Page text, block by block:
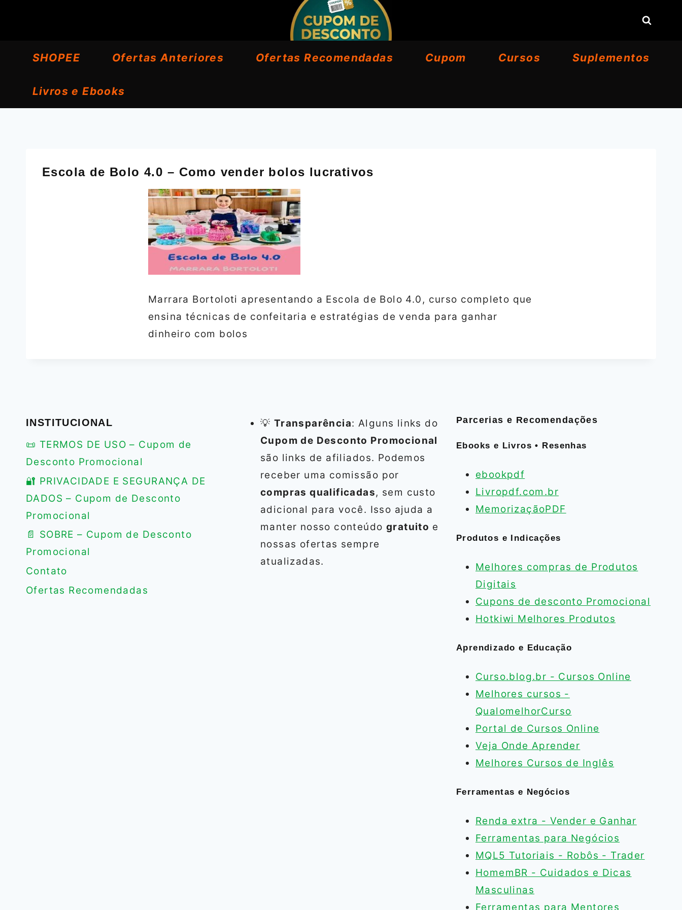
ConteúdoSHOPEE Ofertas Anteriores Ofertas Recomendadas Cupom Cursos Suplementos
Livros e Ebooks
Escola de Bolo 4.0 – Como vender bolos lucrativos
Marrara Bortoloti apresentando a Escola de Bolo 4.0, curso completo que
ensina técnicas de confeitaria e estratégias de venda para ganhar
dinheiro com bolos
INSTITUCIONAL
📜 TERMOS DE USO – Cupom de
Desconto Promocional
🔐 PRIVACIDADE E SEGURANÇA DE
DADOS – Cupom de Desconto
Promocional
📄 SOBRE – Cupom de Desconto
Promocional
Contato
Ofertas Recomendadas
💡 Transparência: Alguns links do
Cupom de Desconto Promocional
são links de afiliados. Podemos
receber uma comissão por
compras qualificadas, sem custo
adicional para você. Isso ajuda a
manter nosso conteúdo gratuito e
nossas ofertas sempre
atualizadas.
Parcerias e Recomendações
Ebooks e Livros • Resenhas
ebookpdf
Livropdf.com.br
MemorizaçãoPDF
Produtos e Indicações
Melhores compras de Produtos
Digitais
Cupons de desconto Promocional
Hotkiwi Melhores Produtos
Aprendizado e Educação
Curso.blog.br - Cursos Online
Melhores cursos -
QualomelhorCurso
Portal de Cursos Online
Veja Onde Aprender
Melhores Cursos de Inglês
Ferramentas e Negócios
Renda extra - Vender e Ganhar
Ferramentas para Negócios
MQL5 Tutoriais - Robôs - Trader
HomemBR - Cuidados e Dicas
Masculinas
Ferramentas para Mentores